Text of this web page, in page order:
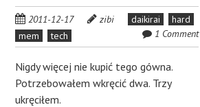
2011-12-17 zibi daikirai
hard
mem
tech 1 Comment
Nigdy więcej nie kupić tego gówna.
Potrzebowałem wkręcić dwa. Trzy
ukręciłem.